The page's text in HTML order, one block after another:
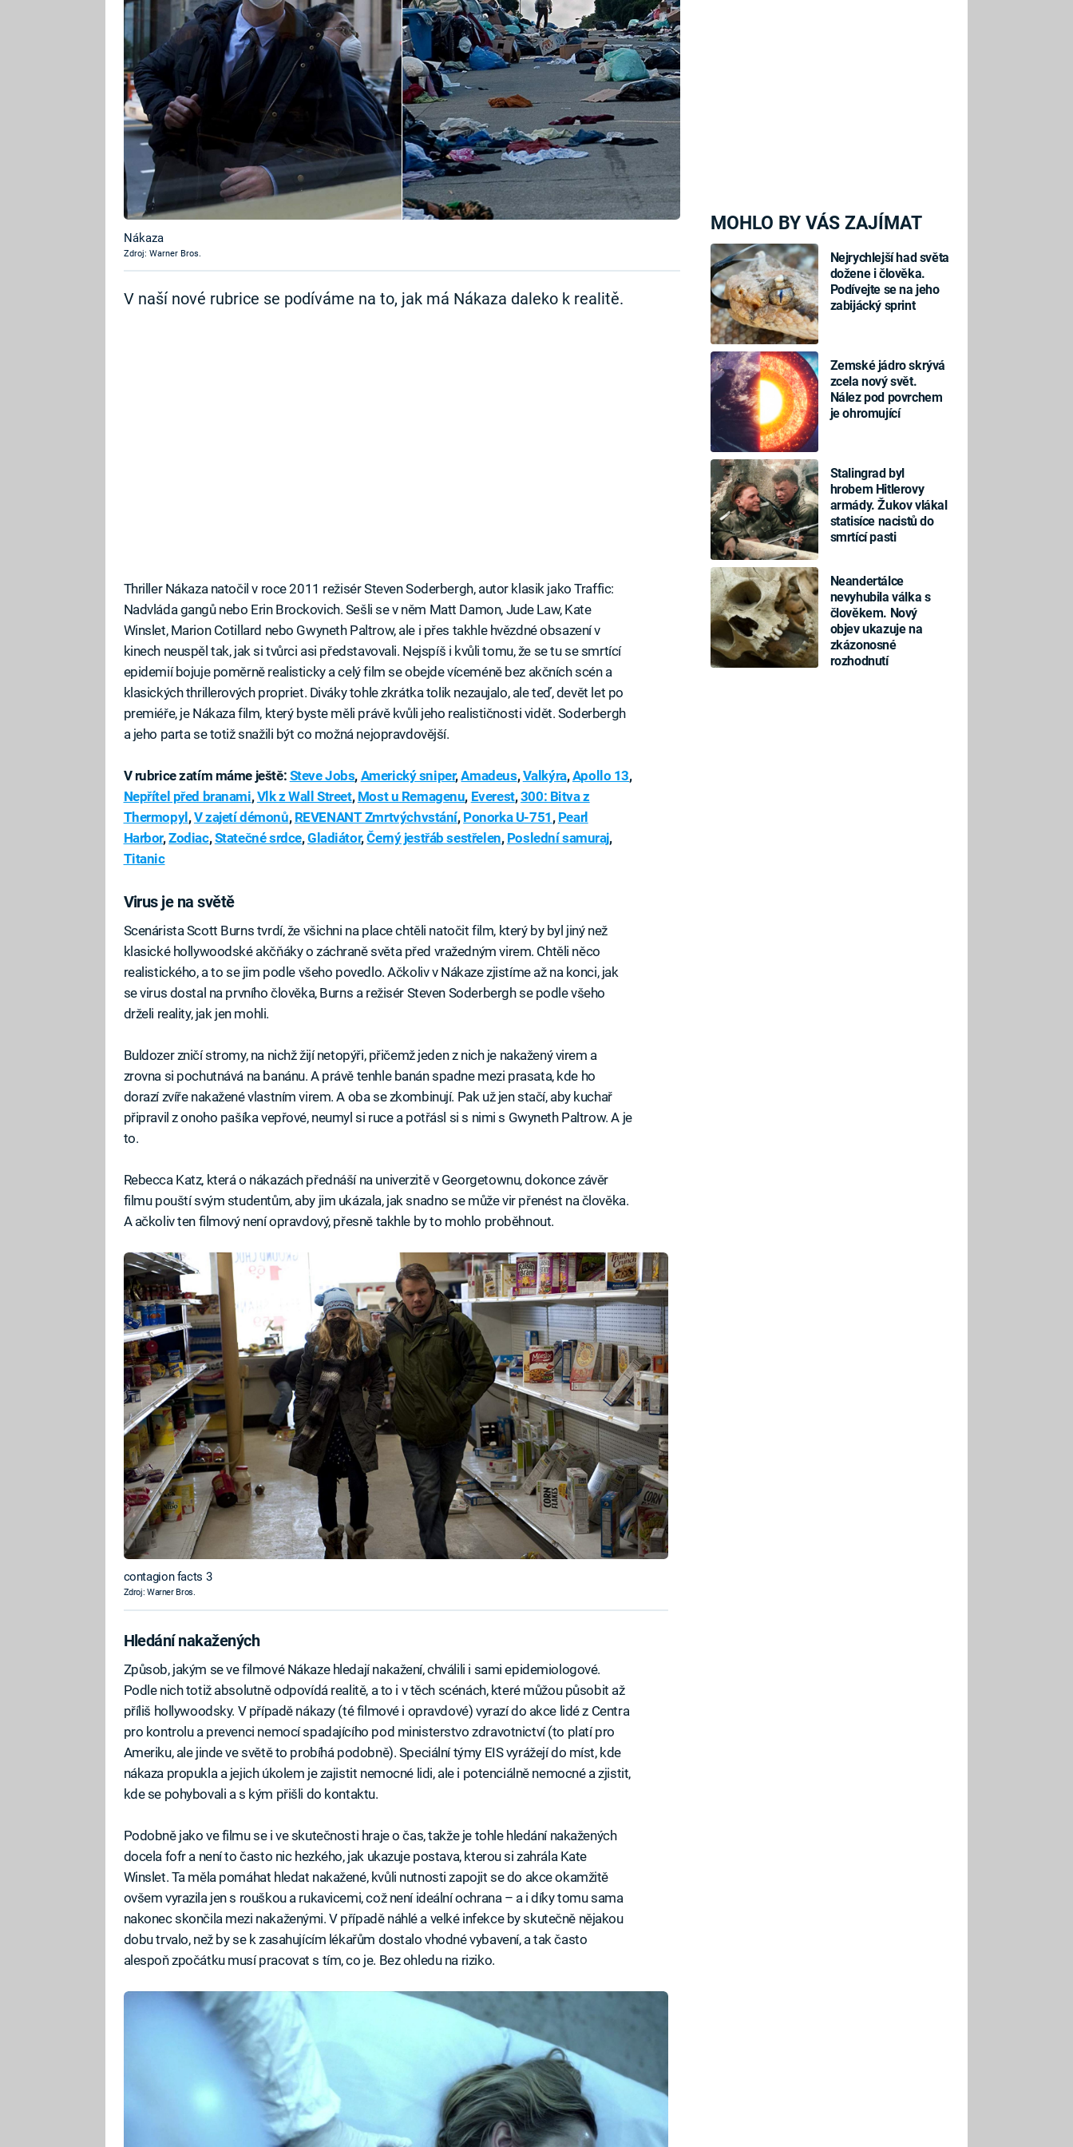
MOHLO BY VÁS ZAJÍMAT
Nejrychlejší had světa
dožene i člověka.
Podívejte se na jeho
zabijácký sprint
Zemské jádro skrývá
zcela nový svět.
Nález pod povrchem
je ohromující
Stalingrad byl
hrobem Hitlerovy
armády. Žukov vlákal
statisíce nacistů do
smrtící pasti
Neandertálce
nevyhubila válka s
člověkem. Nový
objev ukazuje na
zkázonosné
rozhodnutí
Nákaza
Zdroj: Warner Bros.
V naší nové rubrice se podíváme na to, jak má Nákaza daleko k realitě.
Thriller Nákaza natočil v roce 2011 režisér Steven Soderbergh, autor klasik jako Traffic:
Nadvláda gangů nebo Erin Brockovich. Sešli se v něm Matt Damon, Jude Law, Kate
Winslet, Marion Cotillard nebo Gwyneth Paltrow, ale i přes takhle hvězdné obsazení v
kinech neuspěl tak, jak si tvůrci asi představovali. Nejspíš i kvůli tomu, že se tu se smrtící
epidemií bojuje poměrně realisticky a celý film se obejde víceméně bez akčních scén a
klasických thrillerových propriet. Diváky tohle zkrátka tolik nezaujalo, ale teď, devět let po
premiéře, je Nákaza film, který byste měli právě kvůli jeho realističnosti vidět. Soderbergh
a jeho parta se totiž snažili být co možná nejopravdovější.
V rubrice zatím máme ještě: Steve Jobs, Americký sniper,Amadeus,Valkýra,Apollo 13,
Nepřítel před branami,Vlk z Wall Street, Most u Remagenu, Everest,300: Bitva z
Thermopyl,V zajetí démonů, REVENANT Zmrtvýchvstání, Ponorka U-751 , Pearl
Harbor,Zodiac,Statečné srdce,Gladiátor,Černý jestřáb sestřelen, Poslední samuraj,
Titanic
Virus je na světě
Scenárista Scott Burns tvrdí, že všichni na place chtěli natočit film, který by byl jiný než
klasické hollywoodské akčňáky o záchraně světa před vražedným virem. Chtěli něco
realistického, a to se jim podle všeho povedlo. Ačkoliv v Nákaze zjistíme až na konci, jak
se virus dostal na prvního člověka, Burns a režisér Steven Soderbergh se podle všeho
drželi reality, jak jen mohli.
Buldozer zničí stromy, na nichž žijí netopýři, přičemž jeden z nich je nakažený virem a
zrovna si pochutnává na banánu. A právě tenhle banán spadne mezi prasata, kde ho
dorazí zvíře nakažené vlastním virem. A oba se zkombinují. Pak už jen stačí, aby kuchař
připravil z onoho pašíka vepřové, neumyl si ruce a potřásl si s nimi s Gwyneth Paltrow. A je
to.
Rebecca Katz, která o nákazách přednáší na univerzitě v Georgetownu, dokonce závěr
filmu pouští svým studentům, aby jim ukázala, jak snadno se může vir přenést na člověka.
A ačkoliv ten filmový není opravdový, přesně takhle by to mohlo proběhnout.
contagion facts 3
Zdroj: Warner Bros.
Hledání nakažených
Způsob, jakým se ve filmové Nákaze hledají nakažení, chválili i sami epidemiologové.
Podle nich totiž absolutně odpovídá realitě, a to i v těch scénách, které můžou působit až
příliš hollywoodsky. V případě nákazy (té filmové i opravdové) vyrazí do akce lidé z Centra
pro kontrolu a prevenci nemocí spadajícího pod ministerstvo zdravotnictví (to platí pro
Ameriku, ale jinde ve světě to probíhá podobně). Speciální týmy EIS vyrážejí do míst, kde
nákaza propukla a jejich úkolem je zajistit nemocné lidi, ale i potenciálně nemocné a zjistit,
kde se pohybovali a s kým přišli do kontaktu.
Podobně jako ve filmu se i ve skutečnosti hraje o čas, takže je tohle hledání nakažených
docela fofr a není to často nic hezkého, jak ukazuje postava, kterou si zahrála Kate
Winslet. Ta měla pomáhat hledat nakažené, kvůli nutnosti zapojit se do akce okamžitě
ovšem vyrazila jen s rouškou a rukavicemi, což není ideální ochrana – a i díky tomu sama
nakonec skončila mezi nakaženými. V případě náhlé a velké infekce by skutečně nějakou
dobu trvalo, než by se k zasahujícím lékařům dostalo vhodné vybavení, a tak často
alespoň zpočátku musí pracovat s tím, co je. Bez ohledu na riziko.